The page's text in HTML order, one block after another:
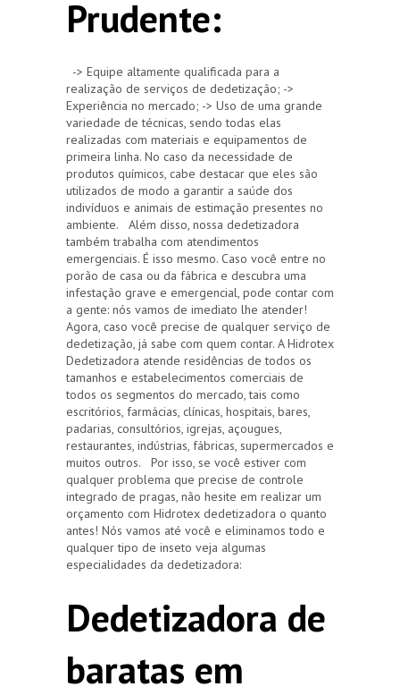
Prudente:
-> Equipe altamente qualificada para a
realização de serviços de dedetização; ->
Experiência no mercado; -> Uso de uma grande
variedade de técnicas, sendo todas elas
realizadas com materiais e equipamentos de
primeira linha. No caso da necessidade de
produtos químicos, cabe destacar que eles são
utilizados de modo a garantir a saúde dos
indivíduos e animais de estimação presentes no
ambiente. Além disso, nossa dedetizadora
também trabalha com atendimentos
emergenciais. É isso mesmo. Caso você entre no
porão de casa ou da fábrica e descubra uma
infestação grave e emergencial, pode contar com
a gente: nós vamos de imediato lhe atender!
Agora, caso você precise de qualquer serviço de
dedetização, já sabe com quem contar. A Hidrotex
Dedetizadora atende residências de todos os
tamanhos e estabelecimentos comerciais de
todos os segmentos do mercado, tais como
escritórios, farmácias, clínicas, hospitais, bares,
padarias, consultórios, igrejas, açougues,
restaurantes, indústrias, fábricas, supermercados e
muitos outros. Por isso, se você estiver com
qualquer problema que precise de controle
integrado de pragas, não hesite em realizar um
orçamento com Hidrotex dedetizadora o quanto
antes! Nós vamos até você e eliminamos todo e
qualquer tipo de inseto veja algumas
especialidades da dedetizadora:
Dedetizadora de
baratas em